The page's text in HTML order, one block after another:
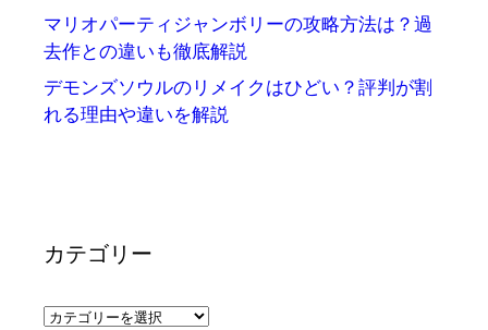
マリオパーティジャンボリーの攻略方法は？過
去作との違いも徹底解説
デモンズソウルのリメイクはひどい？評判が割
れる理由や違いを解説
カテゴリー
カ